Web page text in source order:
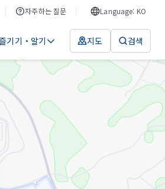
자주하는 질문 Language: KO
기기・알기 지도 검색